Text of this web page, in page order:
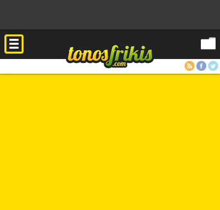
RSS FacebookTwitter